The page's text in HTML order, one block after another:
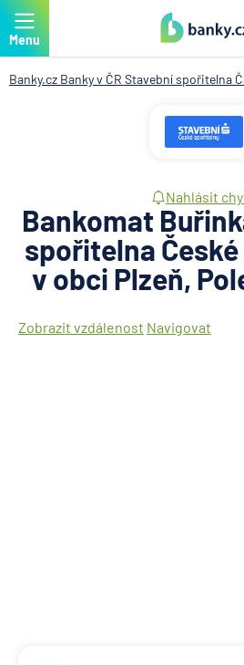
Menu
Banky.cz Banky v ČR Stavební spořitelna
Nahlásit
Bankomat
spořitelna
v obci Plzeň,
Zobrazit vzdálenost Navigovat